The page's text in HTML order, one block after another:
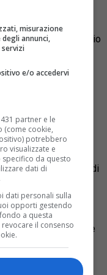
comunali della
chiedendo
e del ministro
protezione e rilascio
Flotilla?
Israele in acque
di oggi,
a consegnare aiuti
di Gaza.
missione di
già dalla giornata di
missione?
delle persone legate
marittima della
misurazione
annunci,
servizi
e/o accedervi
partner e le
(come cookie,
potrebbero
visualizzate e
da questo
dati di
dati personali sulla
opporti gestendo
a questa
il consenso